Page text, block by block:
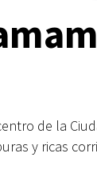
de la
y ricas